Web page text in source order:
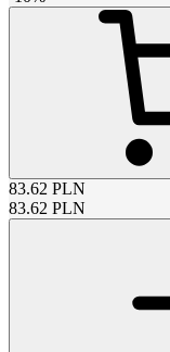
83.62 PLN
83.62 PLN